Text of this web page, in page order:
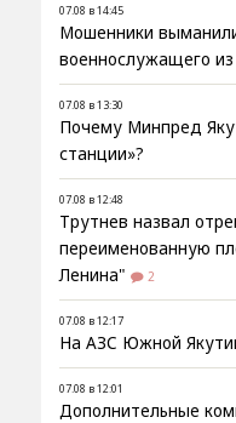
07.08 в 14:45
Мошенники
военнослужащего
07.08 в 13:30
Почему Минпред
станции»?
07.08 в 12:48
Трутнев назвал
переименованную
Ленина"
2
07.08 в 12:17
На АЗС Южной
07.08 в 12:01
Дополнительные